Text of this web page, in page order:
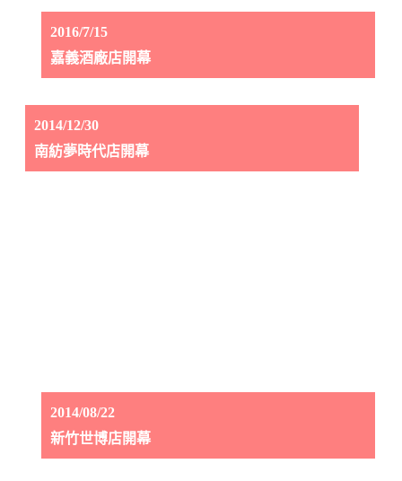
2016/7/15
嘉義酒廠店開幕
2014/12/30
南紡夢時代店開幕
2014/08/22
新竹世博店開幕